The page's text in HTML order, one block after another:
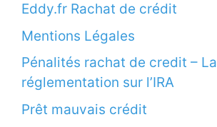
Eddy.fr Rachat de crédit
Mentions Légales
Pénalités rachat de credit – La
réglementation sur l’IRA
Prêt mauvais crédit